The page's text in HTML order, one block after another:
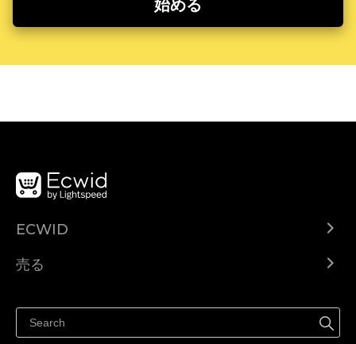
始める
ECWID
ヘルプセンター
売る
Facebookで販売する
Instagramで販売する